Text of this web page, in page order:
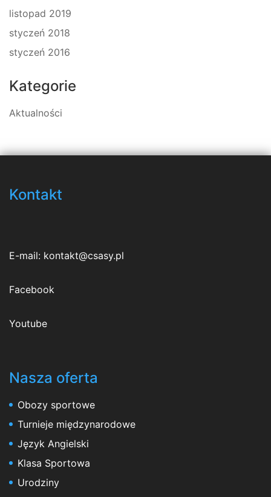
listopad 2019
styczeń 2018
styczeń 2016
Kategorie
Aktualności
Kontakt
E-mail: kontakt@csasy.pl
Facebook
Youtube
Nasza oferta
Obozy sportowe
Turnieje międzynarodowe
Język Angielski
Klasa Sportowa
Urodziny